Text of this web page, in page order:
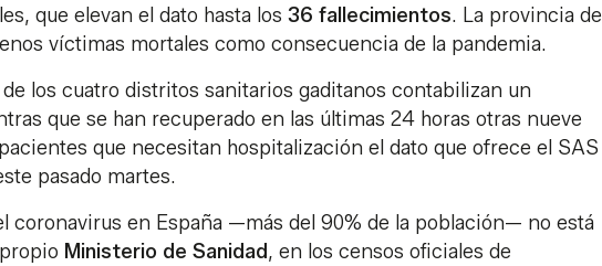
que elevan el dato hasta los 36 fallecimientos. La provincia de
víctimas mortales como consecuencia de la pandemia.
de los cuatro distritos sanitarios gaditanos contabilizan un
que se han recuperado en las últimas 24 horas otras nueve
que necesitan hospitalización el dato que ofrece el SAS
pasado martes.
coronavirus en España —más del 90% de la población— no está
Ministerio de Sanidad, en los censos oficiales de